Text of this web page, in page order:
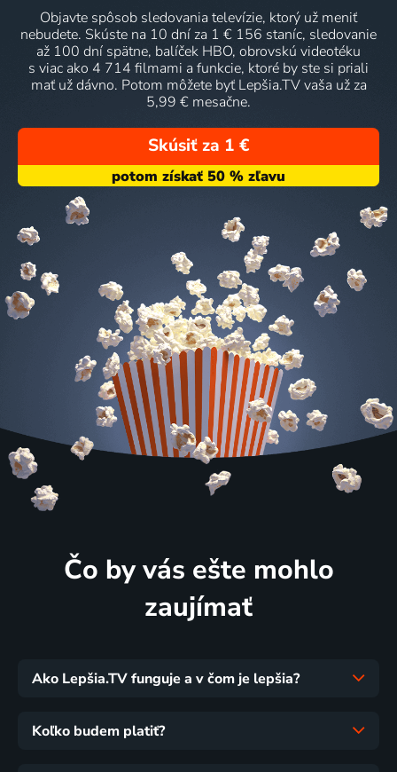
Objavte spôsob sledovania televízie, ktorý už meniť
nebudete. Skúste na 10 dní za 1 € 156 staníc, sledovanie
až 100 dní spätne, balíček HBO, obrovskú videotéku
s viac ako 4 714 filmami a funkcie, ktoré by ste si priali
mať už dávno. Potom môžete byť Lepšia.TV vaša už za
5,99 € mesačne.
Skúsiť za 1 €
Čo by vás ešte mohlo
zaujímať
Ako Lepšia.TV funguje a v čom je lepšia?
Koľko budem platiť?